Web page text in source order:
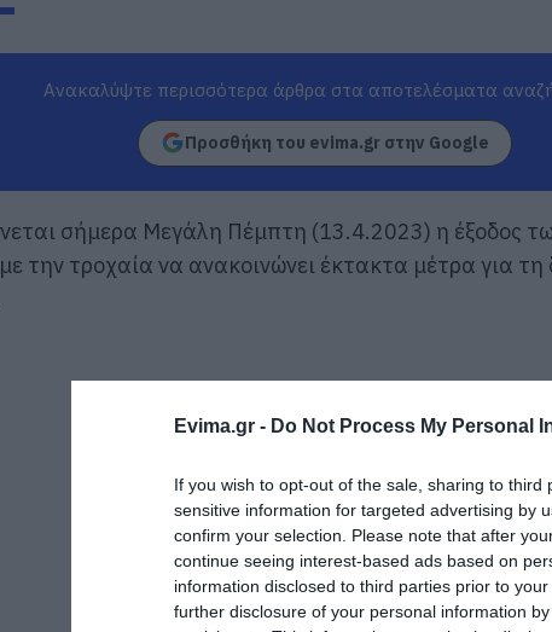
Evima.gr - Do Not Process My Personal
If you wish to opt-out of the sale, sharing to
sensitive information for targeted advertising by
confirm your selection. Please note that after
continue seeing interest-based ads based on
information disclosed to third parties prior to
further disclosure of your personal information
Ανακαλύψτε περισσότερα άρθρα στα αποτελέσματα
Προσθήκη του evima.gr στην Google
σήμερα Μεγάλη Πέμπτη (13.4.2023) η έξοδος
την τροχαία να ανακοινώνει έκτακτα μέτρα για τη